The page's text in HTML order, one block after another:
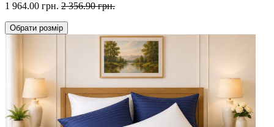
1 964.00 грн. 2 356.90 грн.
Обрати розмір